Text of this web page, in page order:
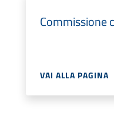
Commissione
VAI ALLA PAGINA